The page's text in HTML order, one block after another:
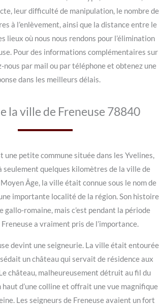
leur difficulté de manipulation, le nombre de
à l’enlèvement, ainsi que la distance entre le
lieux où nous nous rendons pour l’élimination
Pour des informations complémentaires sur
nous par mail ou par téléphone et obtenez une
dans les meilleurs délais.
la ville de Freneuse 78840
une petite commune située dans les Yvelines,
seulement quelques kilomètres de la ville de
Âge, la ville était connue sous le nom de
importante localité de la région. Son histoire
gallo-romaine, mais c’est pendant la période
a vraiment pris de l’importance.
devint une seigneurie. La ville était entourée
un château qui servait de résidence aux
château, malheureusement détruit au fil du
d’une colline et offrait une vue magnifique
Les seigneurs de Freneuse avaient un fort